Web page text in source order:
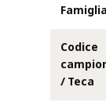
Famiglia
Codice
/ Teca